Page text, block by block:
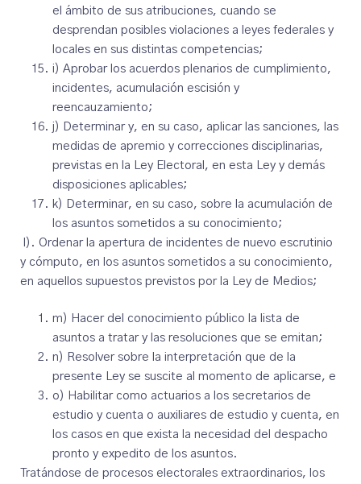
el ámbito de sus atribuciones, cuando se
desprendan posibles violaciones a leyes federales y
locales en sus distintas competencias;
i) Aprobar los acuerdos plenarios de cumplimiento,
incidentes, acumulación escisión y
reencauzamiento;
j) Determinar y, en su caso, aplicar las sanciones, las
medidas de apremio y correcciones disciplinarias,
previstas en la Ley Electoral, en esta Ley y demás
disposiciones aplicables;
k) Determinar, en su caso, sobre la acumulación de
los asuntos sometidos a su conocimiento;
l). Ordenar la apertura de incidentes de nuevo escrutinio
y cómputo, en los asuntos sometidos a su conocimiento,
en aquellos supuestos previstos por la Ley de Medios;
m) Hacer del conocimiento público la lista de
asuntos a tratar y las resoluciones que se emitan;
n) Resolver sobre la interpretación que de la
presente Ley se suscite al momento de aplicarse, e
o) Habilitar como actuarios a los secretarios de
estudio y cuenta o auxiliares de estudio y cuenta, en
los casos en que exista la necesidad del despacho
pronto y expedito de los asuntos.
Tratándose de procesos electorales extraordinarios, los